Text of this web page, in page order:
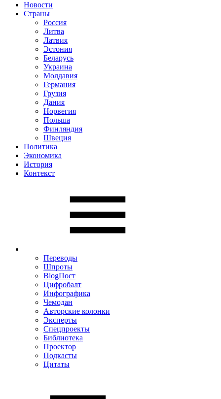
Новости
Страны
Россия
Литва
Латвия
Эстония
Беларусь
Украина
Молдавия
Германия
Грузия
Дания
Норвегия
Польша
Финляндия
Швеция
Политика
Экономика
История
Контекст
Переводы
Шпроты
BlogПост
Цифробалт
Инфографика
Чемодан
Авторские колонки
Эксперты
Спецпроекты
Библиотека
Проектор
Подкасты
Цитаты